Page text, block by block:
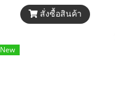
เขียว
สั่งซื้อสินค้า
New